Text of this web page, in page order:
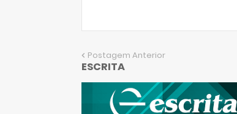
Postagem Anterior
ESCRITA